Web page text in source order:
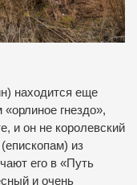
находится еще
гнездо»,
и он не королевский
из
его в «Путь
и очень